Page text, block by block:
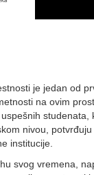
je jedan od
na ovim
studenata,
nivou,
institucije.
svog vremena,